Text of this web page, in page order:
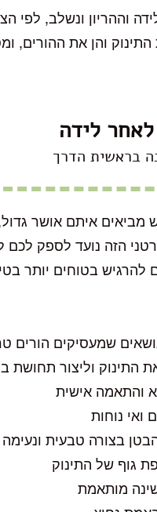
וההריון ונשלב, לפי
והן את ההורים,
לידה
בראשית הדרך
מביאים איתם אושר
הזה נועד לספק לכם
להרגיש בטוחים יותר
שמעסיקים הורים
התינוק וליצור תחושת
והתאמה אישית
ואי נוחות
בצורה טבעית ונעימה
גוף של התינוק
מותאמת